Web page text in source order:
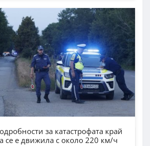
за катастрофата край
се е движила с около 220 км/ч